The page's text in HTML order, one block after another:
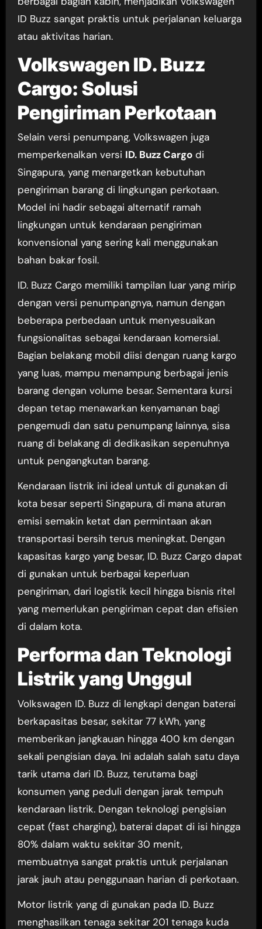
ID Buzz sangat praktis untuk perjalanan keluarga
atau aktivitas harian.
Volkswagen ID. Buzz
Cargo: Solusi
Pengiriman Perkotaan
Selain versi penumpang, Volkswagen juga
memperkenalkan versi ID. Buzz Cargodi
Singapura, yang menargetkan kebutuhan
pengiriman barang di lingkungan perkotaan.
Model ini hadir sebagai alternatif ramah
lingkungan untuk kendaraan pengiriman
konvensional yang sering kali menggunakan
bahan bakar fosil.
ID. Buzz Cargo memiliki tampilan luar yang mirip
dengan versi penumpangnya, namun dengan
beberapa perbedaan untuk menyesuaikan
fungsionalitas sebagai kendaraan komersial.
Bagian belakang mobil diisi dengan ruang kargo
yang luas, mampu menampung berbagai jenis
barang dengan volume besar. Sementara kursi
depan tetap menawarkan kenyamanan bagi
pengemudi dan satu penumpang lainnya, sisa
ruang di belakang di dedikasikan sepenuhnya
untuk pengangkutan barang.
Kendaraan listrik ini ideal untuk di gunakan di
kota besar seperti Singapura, di mana aturan
emisi semakin ketat dan permintaan akan
transportasi bersih terus meningkat. Dengan
kapasitas kargo yang besar, ID. Buzz Cargo dapat
di gunakan untuk berbagai keperluan
pengiriman, dari logistik kecil hingga bisnis ritel
yang memerlukan pengiriman cepat dan efisien
di dalam kota.
Performa dan Teknologi
Listrik yang Unggul
Volkswagen ID. Buzz di lengkapi dengan baterai
berkapasitas besar, sekitar 77 kWh, yang
memberikan jangkauan hingga 400 km dengan
sekali pengisian daya. Ini adalah salah satu daya
tarik utama dari ID. Buzz, terutama bagi
konsumen yang peduli dengan jarak tempuh
kendaraan listrik. Dengan teknologi pengisian
cepat (fast charging), baterai dapat di isi hingga
80% dalam waktu sekitar 30 menit,
membuatnya sangat praktis untuk perjalanan
jarak jauh atau penggunaan harian di perkotaan.
Motor listrik yang di gunakan pada ID. Buzz
menghasilkan tenaga sekitar 201 tenaga kuda